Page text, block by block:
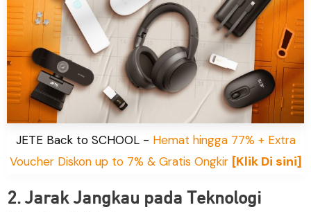
JETE Back to SCHOOL - Hemat hingga 77% + Extra
Voucher Diskon up to 7% & Gratis Ongkir [Klik Di sini]
2. Jarak Jangkau pada Teknologi